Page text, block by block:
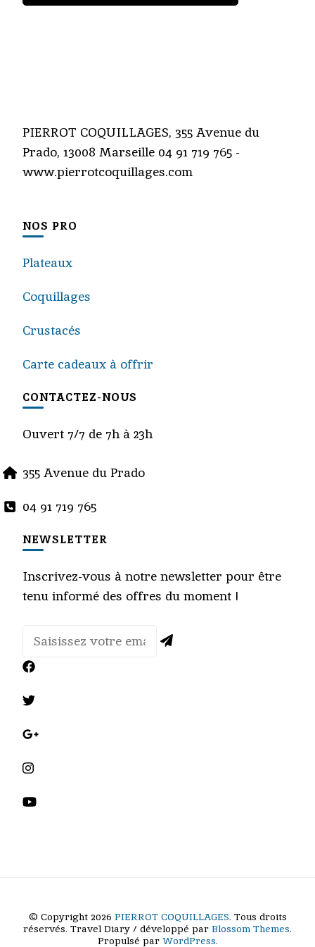
PIERROT COQUILLAGES, 355 Avenue du
Prado, 13008 Marseille 04 91 719 765 -
www.pierrotcoquillages.com
NOS PRO
Plateaux
Coquillages
Crustacés
Carte cadeaux à offrir
CONTACTEZ-NOUS
Ouvert 7/7 de 7h à 23h
355 Avenue du Prado
04 91 719 765
NEWSLETTER
Inscrivez-vous à notre newsletter pour être
tenu informé des offres du moment !
© Copyright 2026 PIERROT COQUILLAGES. Tous droits
réservés. Travel Diary / développé par Blossom Themes.
Propulsé par WordPress.